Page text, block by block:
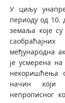
У циљу
периоду од 10.
земаља које
међународна
је усмерена
некоришћења
начин који
непрописног